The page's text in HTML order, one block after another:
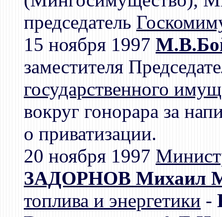
председатель
15 ноября 1997
заместителя
государственного
вокруг гонорара за
о приватизации.
20 ноября 1997
ЗАДОРНОВ Михаил
топлива и энергетики -